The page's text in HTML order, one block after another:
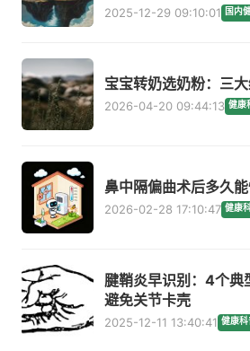
2025-12-29 09:10:01 国内
宝宝转奶选奶粉：三
2026-04-20 09:44:13 健康
鼻中隔偏曲术后多久
2026-02-28 17:10:47 健康
腱鞘炎早识别：4个典
避免关节卡壳
2025-12-11 13:40:41 健康科